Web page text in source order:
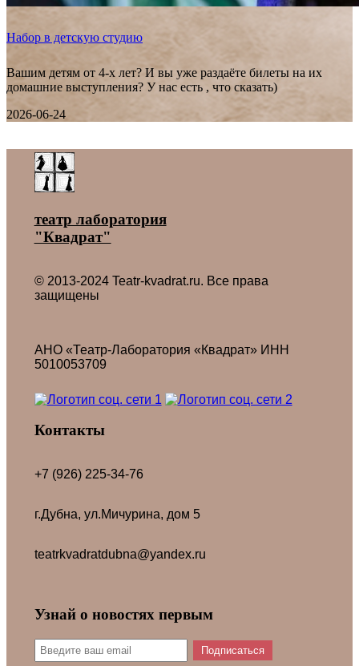
Набор в детскую студию
Вашим детям от 4-х лет? И вы уже раздаёте билеты на их
домашние выступления? У нас есть , что сказать)
2026-06-24
театр лаборатория
"Квадрат"
© 2013-2024 Teatr-kvadrat.ru. Все права
защищены
АНО «Театр-Лаборатория «Квадрат» ИНН
5010053709
Контакты
+7 (926) 225-34-76
г.Дубна, ул.Мичурина, дом 5
teatrkvadratdubna@yandex.ru
Узнай о новостях первым
Подписаться